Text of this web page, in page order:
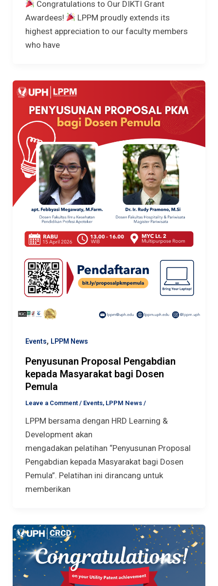
Congratulations to Our DIKTI Grant
Awardees!
LPPM proudly extends its
highest appreciation to our faculty members
who have
Events, LPPM News
Penyusunan Proposal Pengabdian
kepada Masyarakat bagi Dosen
Pemula
Leave a Comment / Events, LPPM News/
LPPM bersama dengan HRD Learning &
Development akan
mengadakan pelatihan “Penyusunan Proposal
Pengabdian kepada Masyarakat bagi Dosen
Pemula”. Pelatihan ini dirancang untuk
memberikan